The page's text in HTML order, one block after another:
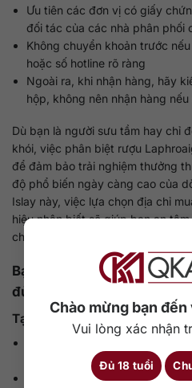
Chào mừng bạn
Vui lòng xác nhận
Đủ 18 tuổi
Ưu tiên các đơn vị có giấy
đối tác của các nhà phân phối
Không chuyển khoản trước
hoặc số hotline rõ ràng
Ngoài ra, khi nhận hàng, hãy
hộp, không nên nhận hàng
Dù bạn là người sưu tầm hay chỉ
khói, việc phân biệt rượu
để đảm bảo trải nghiệm thưởng
độ phổ biến ngày càng cao của
Islay này, việc lựa chọn địa chỉ
hiệu nhận biết sẽ giúp bạn an
chai rượu ngoại cho mình hoặc
Bạn muốn mua rượu
đủ chứng từ và tư vấn
Tại QKAWine , chúng tôi cam
tem và hóa đơn
Tư vấn cách phân biệt rượu